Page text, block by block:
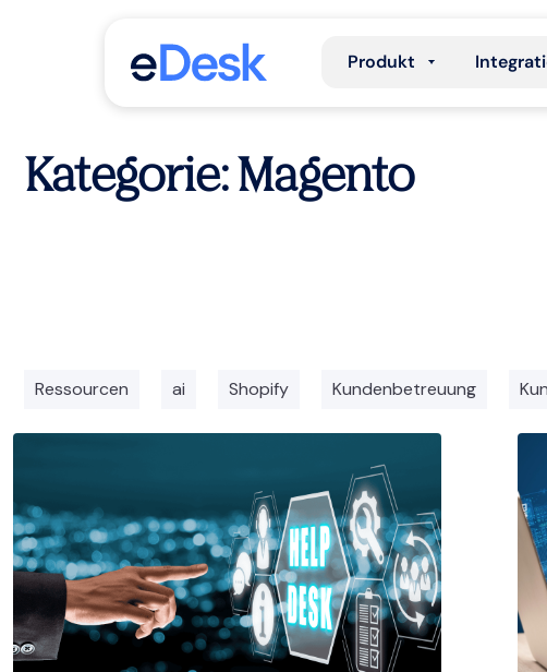
Produkt
Kategorie: Magento
Ressourcen ai Shopify Kundenbetreuung